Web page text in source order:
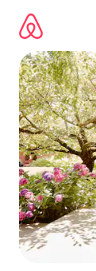
directement
contenu